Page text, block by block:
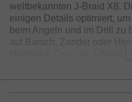
weltbekannten J-Braid X8.
einigen Details optimiert,
beim Angeln und im Drill zu
auf Barsch, Zander oder
Heilbutt & Co – die J-Braid